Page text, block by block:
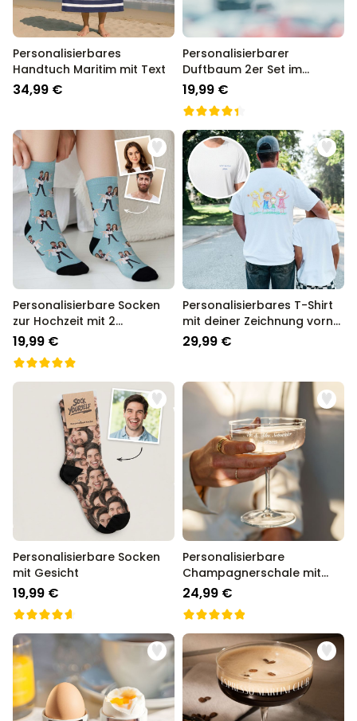
schließlich sind wir seit über 13 Jahren der Go-To Shop für
personalisierte Geschenke in Deutschland.
Personalisierbares
Handtuch Maritim mit Text
34,99 €
Personalisierbarer
Duftbaum 2er Set im
Polaroid-Look
19,99 €
Personalisierbare Socken
zur Hochzeit mit 2
Gesichtern
19,99 €
Personalisierbares T-Shirt
mit deiner Zeichnung vorne
und hinten
29,99 €
Personalisierbare Socken
mit Gesicht
19,99 €
Personalisierbare
Champagnerschale mit
Text
24,99 €